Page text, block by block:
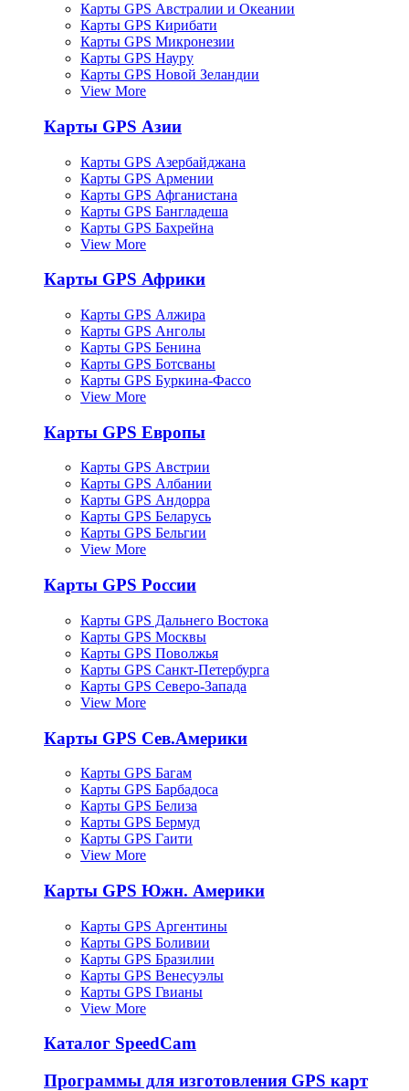
Карты GPS Австралии и Океании
Карты GPS Кирибати
Карты GPS Микронезии
Карты GPS Науру
Карты GPS Новой Зеландии
View More
Карты GPS Азии
Карты GPS Азербайджана
Карты GPS Армении
Карты GPS Афганистана
Карты GPS Бангладеша
Карты GPS Бахрейна
View More
Карты GPS Африки
Карты GPS Алжира
Карты GPS Анголы
Карты GPS Бенина
Карты GPS Ботсваны
Карты GPS Буркина-Фассо
View More
Карты GPS Европы
Карты GPS Австрии
Карты GPS Албании
Карты GPS Андорра
Карты GPS Беларусь
Карты GPS Бельгии
View More
Карты GPS России
Карты GPS Дальнего Востока
Карты GPS Москвы
Карты GPS Поволжья
Карты GPS Санкт-Петербурга
Карты GPS Северо-Запада
View More
Карты GPS Сев.Америки
Карты GPS Багам
Карты GPS Барбадоса
Карты GPS Белиза
Карты GPS Бермуд
Карты GPS Гаити
View More
Карты GPS Южн. Америки
Карты GPS Аргентины
Карты GPS Боливии
Карты GPS Бразилии
Карты GPS Венесуэлы
Карты GPS Гвианы
View More
Каталог SpeedCam
Программы для изготовления GPS карт